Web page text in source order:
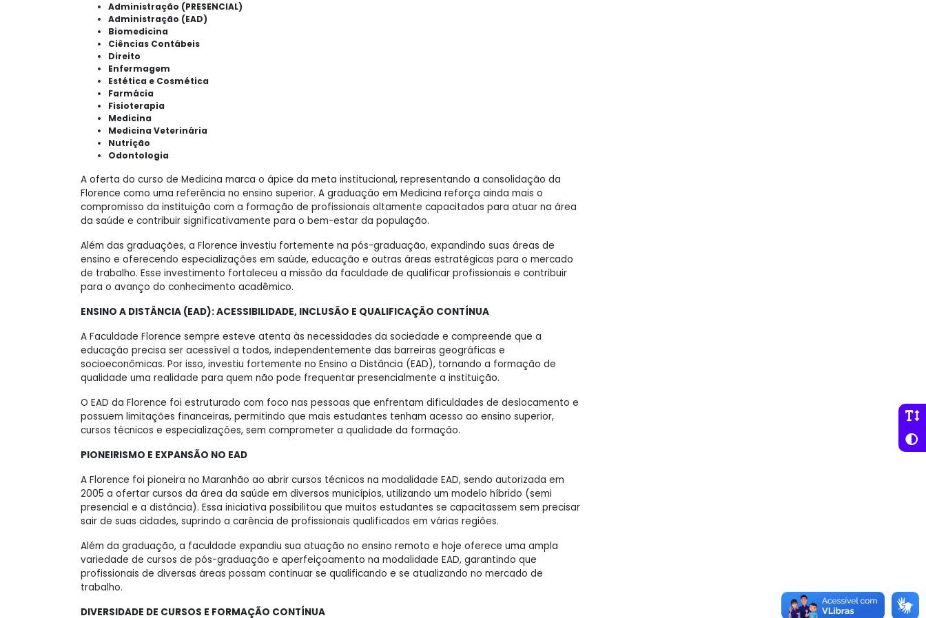
Administração (PRESENCIAL)
Administração (EAD)
Biomedicina
Ciências Contábeis
Direito
Enfermagem
Estética e Cosmética
Farmácia
Fisioterapia
Medicina
Medicina Veterinária
Nutrição
Odontologia
A oferta do curso de Medicina marca o ápice da meta institucional, representando a consolidação da
Florence como uma referência no ensino superior. A graduação em Medicina reforça ainda mais o
compromisso da instituição com a formação de profissionais altamente capacitados para atuar na área
da saúde e contribuir significativamente para o bem-estar da população.
Além das graduações, a Florence investiu fortemente na pós-graduação, expandindo suas áreas de
ensino e oferecendo especializações em saúde, educação e outras áreas estratégicas para o mercado
de trabalho. Esse investimento fortaleceu a missão da faculdade de qualificar profissionais e contribuir
para o avanço do conhecimento acadêmico.
ENSINO A DISTÂNCIA (EAD): ACESSIBILIDADE, INCLUSÃO E QUALIFICAÇÃO CONTÍNUA
A Faculdade Florence sempre esteve atenta às necessidades da sociedade e compreende que a
educação precisa ser acessível a todos, independentemente das barreiras geográficas e
socioeconômicas. Por isso, investiu fortemente no Ensino a Distância (EAD), tornando a formação de
qualidade uma realidade para quem não pode frequentar presencialmente a instituição.
O EAD da Florence foi estruturado com foco nas pessoas que enfrentam dificuldades de deslocamento e
possuem limitações financeiras, permitindo que mais estudantes tenham acesso ao ensino superior,
cursos técnicos e especializações, sem comprometer a qualidade da formação.
PIONEIRISMO E EXPANSÃO NO EAD
A Florence foi pioneira no Maranhão ao abrir cursos técnicos na modalidade EAD, sendo autorizada em
2005 a ofertar cursos da área da saúde em diversos municípios, utilizando um modelo híbrido (semi
presencial e a distância). Essa iniciativa possibilitou que muitos estudantes se capacitassem sem precisar
sair de suas cidades, suprindo a carência de profissionais qualificados em várias regiões.
Além da graduação, a faculdade expandiu sua atuação no ensino remoto e hoje oferece uma ampla
variedade de cursos de pós-graduação e aperfeiçoamento na modalidade EAD, garantindo que
profissionais de diversas áreas possam continuar se qualificando e se atualizando no mercado de
trabalho.
DIVERSIDADE DE CURSOS E FORMAÇÃO CONTÍNUA